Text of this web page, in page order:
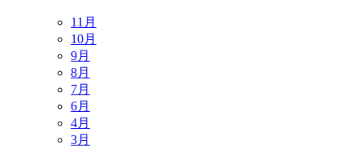
11月
10月
9月
8月
7月
6月
4月
3月